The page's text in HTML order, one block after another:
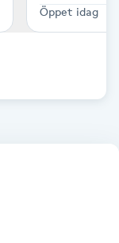
Öppet idag